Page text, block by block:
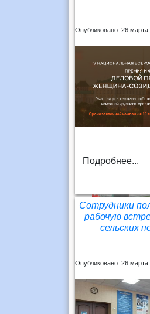
Опубликовано: 26 марта
Подробнее...
Сотрудники
рабочую
сельских
Опубликовано: 26 марта